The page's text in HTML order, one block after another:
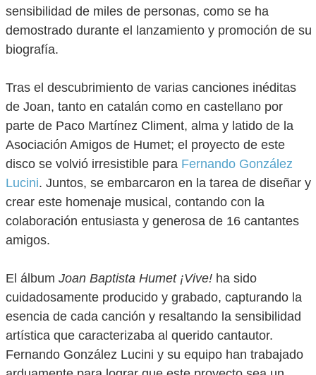
sensibilidad de miles de personas, como se ha
demostrado durante el lanzamiento y promoción de su
biografía.
Tras el descubrimiento de varias canciones inéditas
de Joan, tanto en catalán como en castellano por
parte de Paco Martínez Climent, alma y latido de la
Asociación Amigos de Humet; el proyecto de este
disco se volvió irresistible para Fernando González
Lucini. Juntos, se embarcaron en la tarea de diseñar y
crear este homenaje musical, contando con la
colaboración entusiasta y generosa de 16 cantantes
amigos.
El álbum Joan Baptista Humet ¡Vive! ha sido
cuidadosamente producido y grabado, capturando la
esencia de cada canción y resaltando la sensibilidad
artística que caracterizaba al querido cantautor.
Fernando González Lucini y su equipo han trabajado